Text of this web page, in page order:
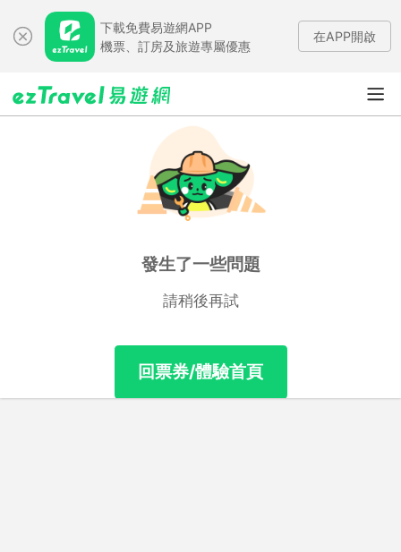
下載免費易遊網APP
機票、訂房及旅遊專屬優惠
在APP開啟
發生了一些問題
請稍後再試
回票券/體驗首頁